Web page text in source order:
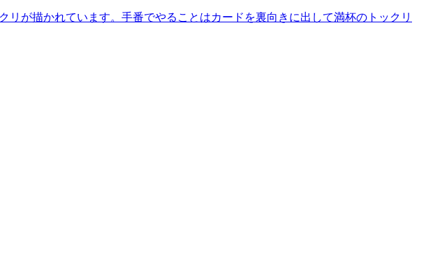
が描かれています。手番でやることはカードを裏向きに出して満杯のトックリ